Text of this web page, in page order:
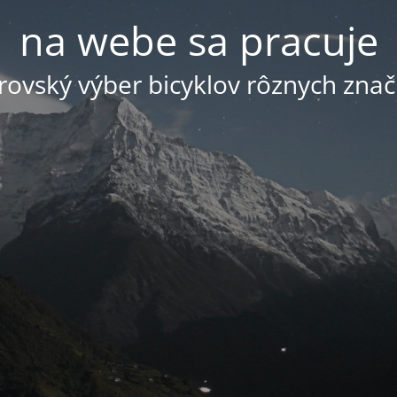
na webe sa pracuje
výber bicyklov rôznych